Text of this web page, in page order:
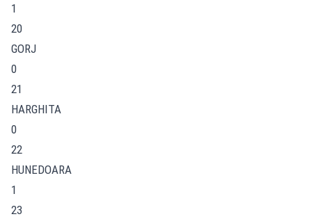
1
20
GORJ
0
21
HARGHITA
0
22
HUNEDOARA
1
23